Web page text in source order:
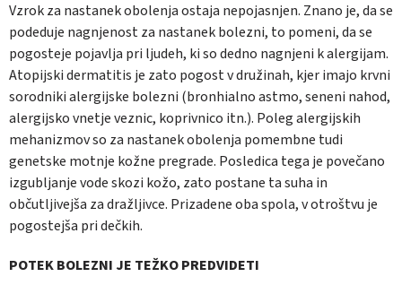
Vzrok za nastanek obolenja ostaja nepojasnjen. Znano je, da se
podeduje nagnjenost za nastanek bolezni, to pomeni, da se
pogosteje pojavlja pri ljudeh, ki so dedno nagnjeni k alergijam.
Atopijski dermatitis je zato pogost v družinah, kjer imajo krvni
sorodniki alergijske bolezni (bronhialno astmo, seneni nahod,
alergijsko vnetje veznic, koprivnico itn.). Poleg alergijskih
mehanizmov so za nastanek obolenja pomembne tudi
genetske motnje kožne pregrade. Posledica tega je povečano
izgubljanje vode skozi kožo, zato postane ta suha in
občutljivejša za dražljivce. Prizadene oba spola, v otroštvu je
pogostejša pri dečkih.
POTEK BOLEZNI JE TEŽKO PREDVIDETI